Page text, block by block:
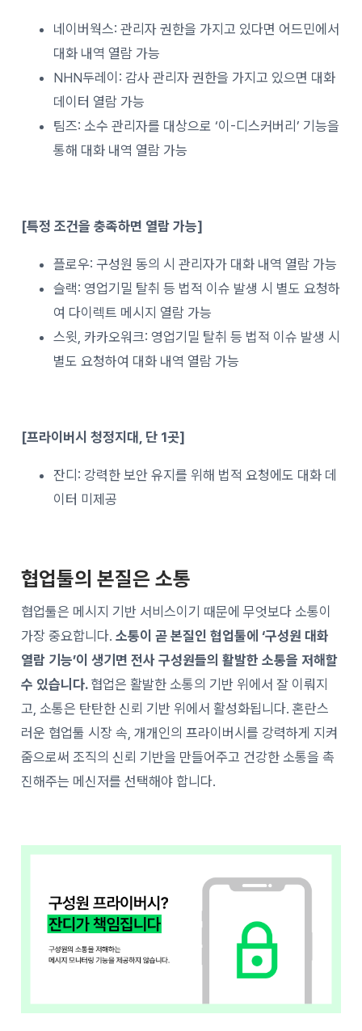
네이버웍스: 관리자 권한을 가지고 있다면 어드민에서
대화 내역 열람 가능
NHN두레이: 감사 관리자 권한을 가지고 있으면 대화
데이터 열람 가능
팀즈: 소수 관리자를 대상으로 ‘이-디스커버리’ 기능을
통해 대화 내역 열람 가능
[특정 조건을 충족하면 열람 가능]
플로우: 구성원 동의 시 관리자가 대화 내역 열람 가능
슬랙: 영업기밀 탈취 등 법적 이슈 발생 시 별도 요청하
여 다이렉트 메시지 열람 가능
스윗, 카카오워크: 영업기밀 탈취 등 법적 이슈 발생 시
별도 요청하여 대화 내역 열람 가능
[프라이버시 청정지대, 단 1곳]
잔디: 강력한 보안 유지를 위해 법적 요청에도 대화 데
이터 미제공
협업툴의 본질은 소통
협업툴은 메시지 기반 서비스이기 때문에 무엇보다 소통이
가장 중요합니다.소통이 곧 본질인 협업툴에 ‘구성원 대화
열람 기능’이 생기면 전사 구성원들의 활발한 소통을 저해할
수 있습니다. 협업은 활발한 소통의 기반 위에서 잘 이뤄지
고, 소통은 탄탄한 신뢰 기반 위에서 활성화됩니다. 혼란스
러운 협업툴 시장 속, 개개인의 프라이버시를 강력하게 지켜
줌으로써 조직의 신뢰 기반을 만들어주고 건강한 소통을 촉
진해주는 메신저를 선택해야 합니다.